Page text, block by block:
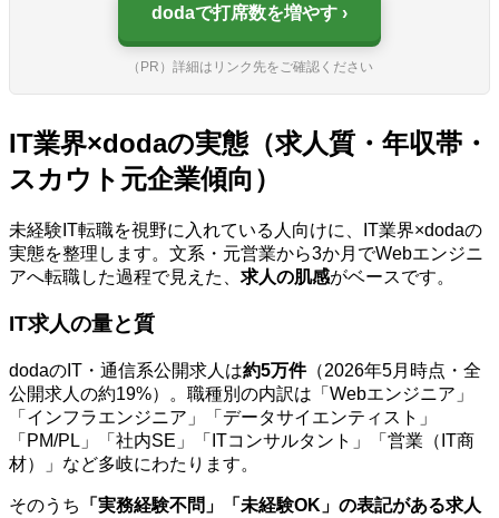
dodaで打席数を増やす
（PR）詳細はリンク先をご確認ください
IT業界×dodaの実態（求人質・年収帯・
スカウト元企業傾向）
未経験IT転職を視野に入れている人向けに、IT業界×dodaの
実態を整理します。文系・元営業から3か月でWebエンジニ
アへ転職した過程で見えた、 求人の肌感がベースです。
IT求人の量と質
dodaのIT・通信系公開求人は約5万件（2026年5月時点・全
公開求人の約19%）。職種別の内訳は「Webエンジニア」
「インフラエンジニア」「データサイエンティスト」
「PM/PL」「社内SE」「ITコンサルタント」「営業（IT商
材）」など多岐にわたります。
そのうち
「実務経験不問」「未経験OK」の表記がある求人